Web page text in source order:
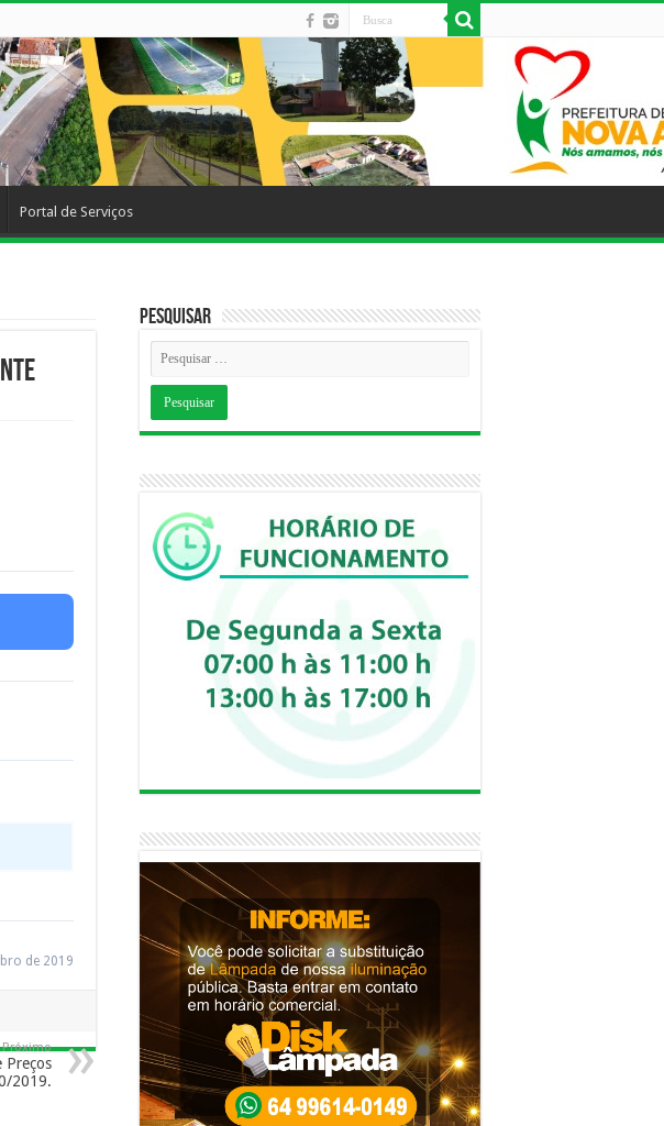
Portal de Serviços
de 2019
Próximo
Preços
2019.
Pesquisar